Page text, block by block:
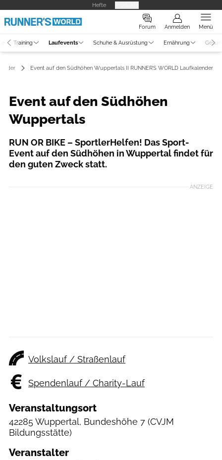
Hefte
Forum Anmelden Menü
Training Laufevents Schuhe & Ausrüstung Ernährung
Event auf den Südhöhen Wuppertals II RUNNER’S WORLD Laufkalender
Event auf den Südhöhen
Wuppertals
RUN OR BIKE – SportlerHelfen! Das Sport-
Event auf den Südhöhen in Wuppertal findet für
den guten Zweck statt.
ANZEIGE
Volkslauf / Straßenlauf
Spendenlauf / Charity-Lauf
Veranstaltungsort
42285 Wuppertal, Bundeshöhe 7 (CVJM
Bildungsstätte)
Veranstalter